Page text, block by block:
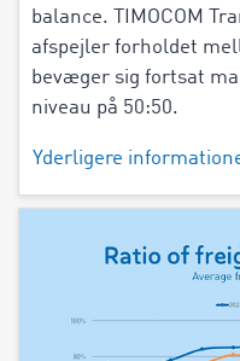
balance. TIMOCOM
afspejler forholdet
bevæger sig fortsat
niveau på 50:50.
Yderligere